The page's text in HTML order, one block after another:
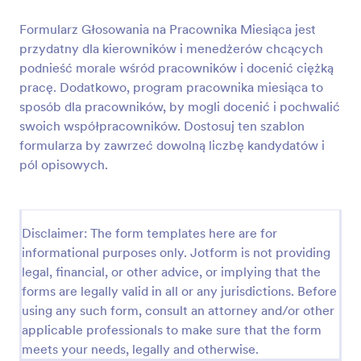
Formularz Głosowania na Pracownika Miesiąca jest
przydatny dla kierowników i menedżerów chcących
podnieść morale wśród pracowników i docenić ciężką
pracę. Dodatkowo, program pracownika miesiąca to
sposób dla pracowników, by mogli docenić i pochwalić
swoich współpracowników. Dostosuj ten szablon
formularza by zawrzeć dowolną liczbę kandydatów i
pól opisowych.
Disclaimer: The form templates here are for
informational purposes only. Jotform is not providing
legal, financial, or other advice, or implying that the
forms are legally valid in all or any jurisdictions. Before
using any such form, consult an attorney and/or other
applicable professionals to make sure that the form
meets your needs, legally and otherwise.